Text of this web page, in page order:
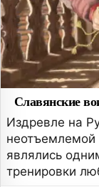
Славянские
Издревле на
неотъемлемой
являлись
тренировки